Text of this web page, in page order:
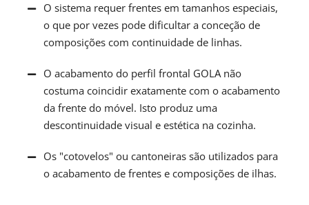
O sistema requer frentes em tamanhos especiais,
o que por vezes pode dificultar a conceção de
composições com continuidade de linhas.
O acabamento do perfil frontal GOLA não
costuma coincidir exatamente com o acabamento
da frente do móvel. Isto produz uma
descontinuidade visual e estética na cozinha.
Os "cotovelos" ou cantoneiras são utilizados para
o acabamento de frentes e composições de ilhas.